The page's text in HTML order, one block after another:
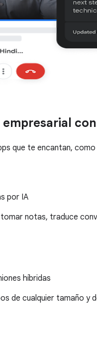
que te encantan,
por IA
notas, traduce
híbridas
de cualquier tamaño y